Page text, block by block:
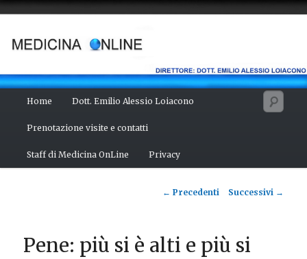
contenuto
principale
Home Dott. Emilio Alessio Loiacono
Prenotazione visite e contatti
Staff di Medicina OnLine Privacy
Navigazione
← Precedenti Successivi →
Pene: più si è alti e più si